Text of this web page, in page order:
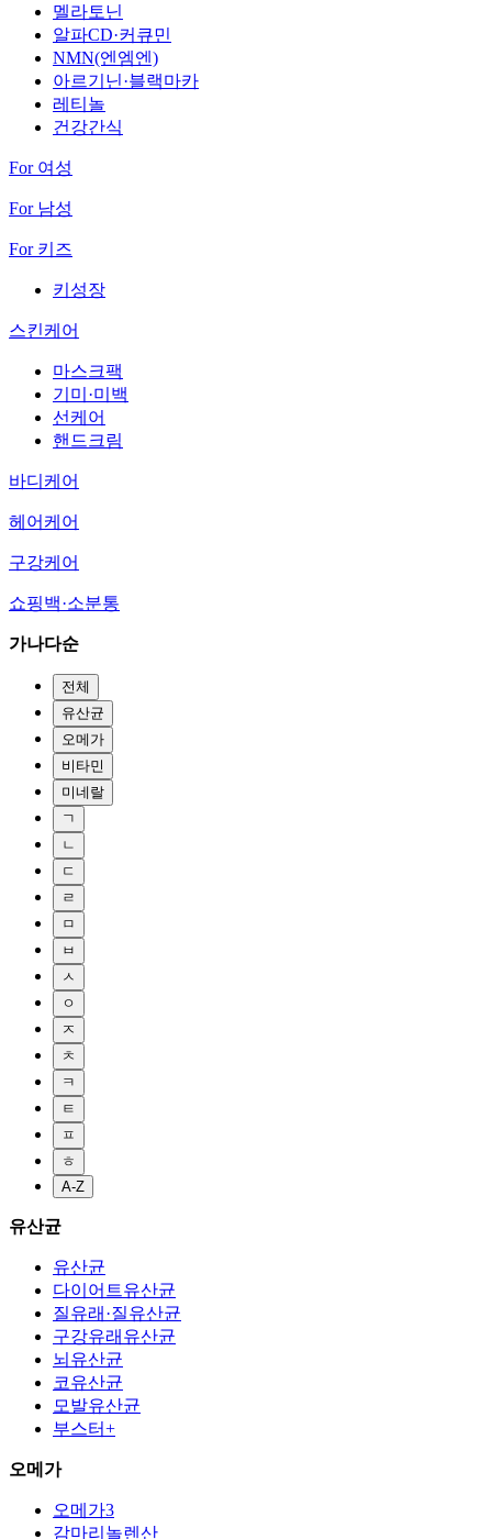
멜라토닌
알파CD·커큐민
NMN(엔엠엔)
아르기닌·블랙마카
레티놀
건강간식
For 여성
For 남성
For 키즈
키성장
스킨케어
마스크팩
기미·미백
선케어
핸드크림
바디케어
헤어케어
구강케어
쇼핑백·소분통
가나다순
전체
유산균
오메가
비타민
미네랄
ㄱ
ㄴ
ㄷ
ㄹ
ㅁ
ㅂ
ㅅ
ㅇ
ㅈ
ㅊ
ㅋ
ㅌ
ㅍ
ㅎ
A-Z
유산균
유산균
다이어트유산균
질유래·질유산균
구강유래유산균
뇌유산균
코유산균
모발유산균
부스터+
오메가
오메가3
감마리놀렌산